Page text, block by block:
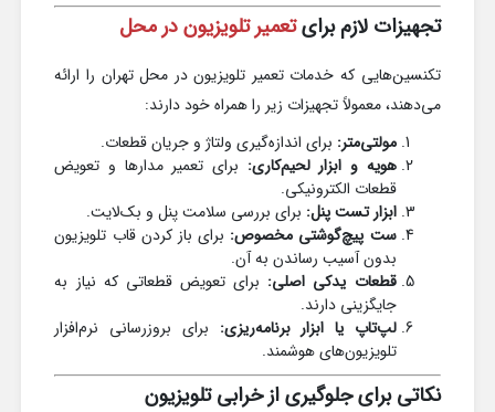
تجهیزات لازم برایتعمیر تلویزیون در محل
تکنسین‌هایی که خدمات تعمیر تلویزیون در محل تهران را ارائه
می‌دهند، معمولاً تجهیزات زیر را همراه خود دارند:
مولتی‌متر: برای اندازه‌گیری ولتاژ و جریان قطعات.
هویه و ابزار لحیم‌کاری: برای تعمیر مدارها و تعویض
قطعات الکترونیکی.
ابزار تست پنل: برای بررسی سلامت پنل و بک‌لایت.
ست پیچ‌گوشتی مخصوص: برای باز کردن قاب تلویزیون
بدون آسیب رساندن به آن.
قطعات یدکی اصلی: برای تعویض قطعاتی که نیاز به
جایگزینی دارند.
لپ‌تاپ یا ابزار برنامه‌ریزی: برای بروزرسانی نرم‌افزار
تلویزیون‌های هوشمند.
نکاتی برای جلوگیری از خرابی تلویزیون